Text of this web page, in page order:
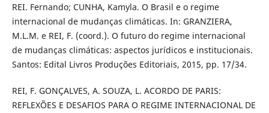
REI. Fernando; CUNHA, Kamyla. O Brasil e o regime
internacional de mudanças climáticas. In: GRANZIERA,
M.L.M. e REI, F. (coord.). O futuro do regime internacional
de mudanças climáticas: aspectos jurídicos e institucionais.
Santos: Edital Livros Produções Editoriais, 2015, pp. 17/34.
REI, F. GONÇALVES, A. SOUZA, L. ACORDO DE PARIS:
REFLEXÕES E DESAFIOS PARA O REGIME INTERNACIONAL DE